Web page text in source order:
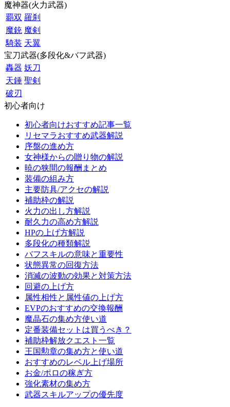
魔神器(火力武器)
覇双 羅刹
魔銃 魔剣
騎装 天翼
宝刀武器(多段化&バフ武器)
轟器 妖刀
天錘 聖剣
破刃
初心者向け
初心者向けおすすめ記事一覧
リセマラおすすめ武器解説
序盤の進め方
女神様からの贈り物の解説
暁の狭間の報酬まとめ
装備の組み方
主要防具/アクセの解説
補助枠の解説
火力の出し方解説
耐久力の高め方解説
HPの上げ方解説
多段化の種類解説
バフスキルの意味と重要性
状態異常の回復方法
消滅の波動の効果と対策方法
回避の上げ方
属性相性と属性値の上げ方
EVPのおすすめの交換報酬
魔晶石の集め方使い道
定番装備セットは買うべき？
補助枠解放クエスト一覧
王国勲章の集め方と使い道
おすすめのレベル上げ場所
お金/ポロの稼ぎ方
強化素材の集め方
武器スキルアップの優先度